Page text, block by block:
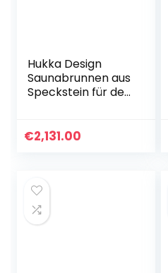
Hukka Design
Saunabrunnen aus
Speckstein für den
€2,131.00